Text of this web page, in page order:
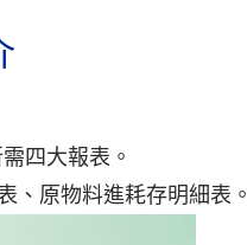
四大報表。
、原物料進耗存明細表。